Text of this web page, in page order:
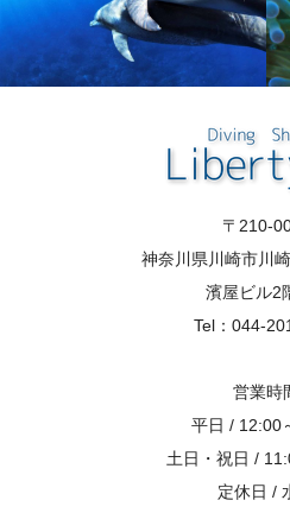
〒210-
神奈川県川崎市川
濱屋ビル2
Tel：044-
営業時
平日 / 12:00
土日・祝日 /
定休日 /